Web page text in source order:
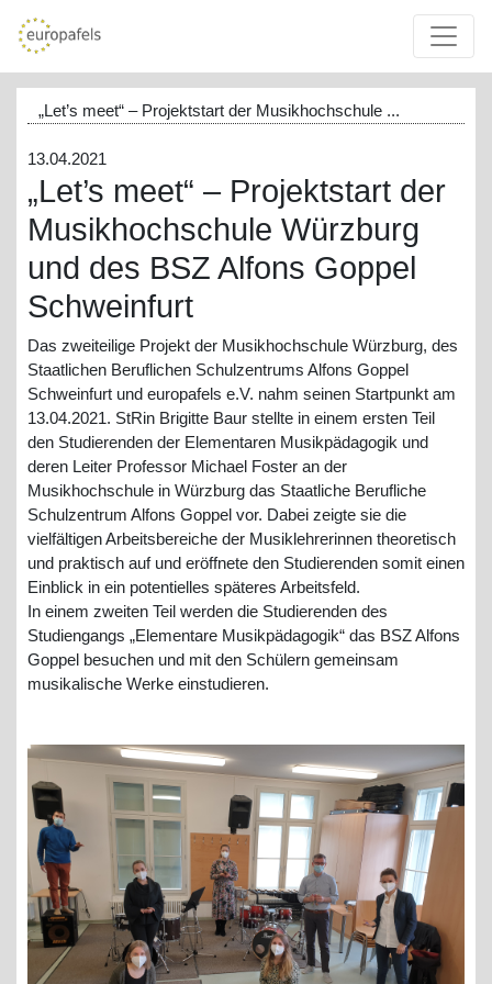
„Let’s meet“ – Projektstart der Musikhochschule ...
13.04.2021
„Let’s meet“ – Projektstart der
Musikhochschule Würzburg
und des BSZ Alfons Goppel
Schweinfurt
Das zweiteilige Projekt der Musikhochschule Würzburg, des
Staatlichen Beruflichen Schulzentrums Alfons Goppel
Schweinfurt und europafels e.V. nahm seinen Startpunkt am
13.04.2021. StRin Brigitte Baur stellte in einem ersten Teil
den Studierenden der Elementaren Musikpädagogik und
deren Leiter Professor Michael Foster an der
Musikhochschule in Würzburg das Staatliche Berufliche
Schulzentrum Alfons Goppel vor. Dabei zeigte sie die
vielfältigen Arbeitsbereiche der Musiklehrerinnen theoretisch
und praktisch auf und eröffnete den Studierenden somit einen
Einblick in ein potentielles späteres Arbeitsfeld.
In einem zweiten Teil werden die Studierenden des
Studiengangs „Elementare Musikpädagogik“ das BSZ Alfons
Goppel besuchen und mit den Schülern gemeinsam
musikalische Werke einstudieren.